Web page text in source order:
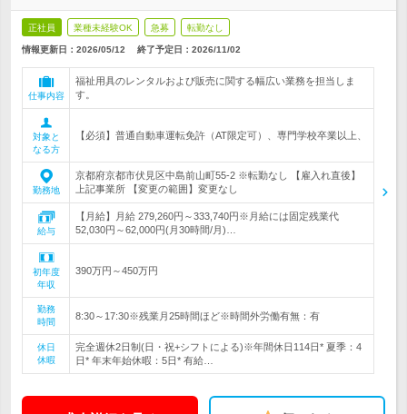
正社員 業種未経験OK 急募 転勤なし
情報更新日：2026/05/12 終了予定日： 2026/11/02
仕事内容
福祉用具のレンタルおよび販売に関する幅広い業務を担当しま
す。
対象と
なる方
【必須】普通自動車運転免許（AT限定可）、専門学校卒業以上、
勤務地
京都府京都市伏見区中島前山町55-2 ※転勤なし 【雇入れ直後】
上記事業所 【変更の範囲】変更なし
給与
【月給】月給 279,260円～333,740円※月給には固定残業代
52,030円～62,000円(月30時間/月)…
初年度
年収
390万円～450万円
勤務
時間
8:30～17:30※残業月25時間ほど※時間外労働有無：有
休日
休暇
完全週休2日制(日・祝+シフトによる)※年間休日114日* 夏季：4
日* 年末年始休暇：5日* 有給…